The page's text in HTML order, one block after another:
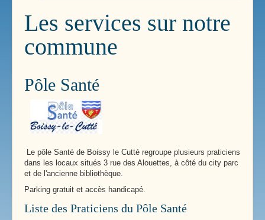
Les services sur notre
commune
Pôle Santé
Le pôle Santé de Boissy le Cutté regroupe plusieurs praticiens
dans les locaux situés 3 rue des Alouettes, à côté du city parc
et de l'ancienne bibliothèque.
Parking gratuit et accès handicapé.
Liste des Praticiens du Pôle Santé